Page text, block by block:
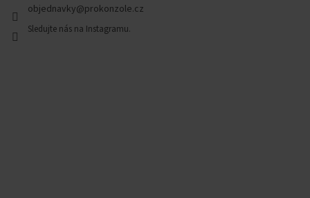
objednavky@prokonzole.cz